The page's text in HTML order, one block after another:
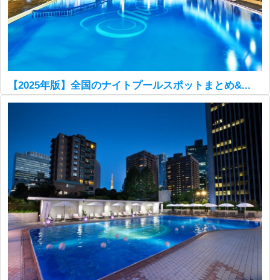
【2025年版】全国のナイトプールスポットまとめ&...